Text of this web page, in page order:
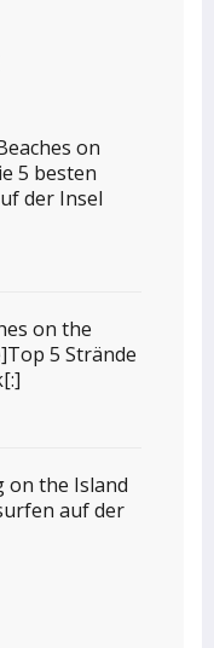
on
5 besten
der Insel
on the
5 Strände
on the Island
auf der